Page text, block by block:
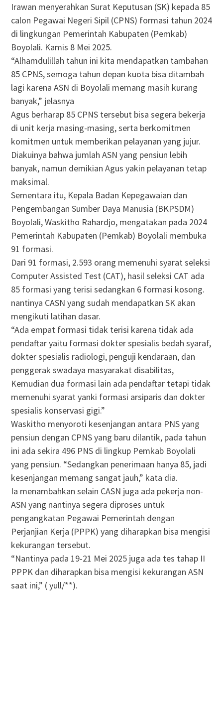
Irawan menyerahkan Surat Keputusan (SK) kepada 85
calon Pegawai Negeri Sipil (CPNS) formasi tahun 2024
di lingkungan Pemerintah Kabupaten (Pemkab)
Boyolali. Kamis 8 Mei 2025.
“Alhamdulillah tahun ini kita mendapatkan tambahan
85 CPNS, semoga tahun depan kuota bisa ditambah
lagi karena ASN di Boyolali memang masih kurang
banyak,” jelasnya
Agus berharap 85 CPNS tersebut bisa segera bekerja
di unit kerja masing-masing, serta berkomitmen
komitmen untuk memberikan pelayanan yang jujur.
Diakuinya bahwa jumlah ASN yang pensiun lebih
banyak, namun demikian Agus yakin pelayanan tetap
maksimal.
Sementara itu, Kepala Badan Kepegawaian dan
Pengembangan Sumber Daya Manusia (BKPSDM)
Boyolali, Waskitho Rahardjo, mengatakan pada 2024
Pemerintah Kabupaten (Pemkab) Boyolali membuka
91 formasi.
Dari 91 formasi, 2.593 orang memenuhi syarat seleksi
Computer Assisted Test (CAT), hasil seleksi CAT ada
85 formasi yang terisi sedangkan 6 formasi kosong.
nantinya CASN yang sudah mendapatkan SK akan
mengikuti latihan dasar.
“Ada empat formasi tidak terisi karena tidak ada
pendaftar yaitu formasi dokter spesialis bedah syaraf,
dokter spesialis radiologi, penguji kendaraan, dan
penggerak swadaya masyarakat disabilitas,
Kemudian dua formasi lain ada pendaftar tetapi tidak
memenuhi syarat yanki formasi arsiparis dan dokter
spesialis konservasi gigi.”
Waskitho menyoroti kesenjangan antara PNS yang
pensiun dengan CPNS yang baru dilantik, pada tahun
ini ada sekira 496 PNS di lingkup Pemkab Boyolali
yang pensiun. “Sedangkan penerimaan hanya 85, jadi
kesenjangan memang sangat jauh,” kata dia.
Ia menambahkan selain CASN juga ada pekerja non-
ASN yang nantinya segera diproses untuk
pengangkatan Pegawai Pemerintah dengan
Perjanjian Kerja (PPPK) yang diharapkan bisa mengisi
kekurangan tersebut.
“Nantinya pada 19-21 Mei 2025 juga ada tes tahap II
PPPK dan diharapkan bisa mengisi kekurangan ASN
saat ini,” ( yull/**).